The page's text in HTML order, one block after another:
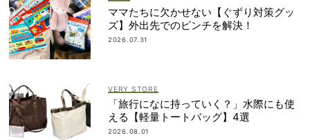
ママたちに欠かせない【ぐずり対策グッ
ズ】外出先でのピンチを解決！
2026.07.31
VERY STORE
「旅行になに持っていく？」水際にも使
える【軽量トートバッグ】4選
2026.08.01